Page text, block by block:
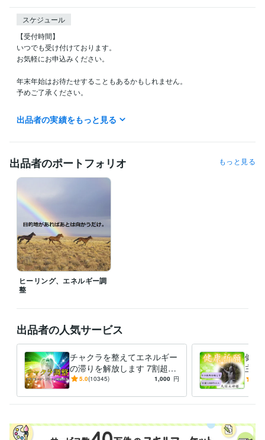
スケジュール
【受付時間】
いつでも受け付けております。
お気軽にお申込みください。
年末年始はお待たせすることもあるかもしれません。
予めご了承ください。
【電話相談について】
何時〜可能ですか？とお気軽にメッセージください。
経験職種
ライフスタイル・その他 / 占い師
Prema of House
受賞歴
引き寄せの法則を生活に活用する簡単な方法
資格・検定
上級心理カウンセラー 取得年 : 2011年
メンタル心理カウンセラー
得意分野
ップご祈願
スピリチュアル 占い ヒーリング ご祈祷 チャクラ
運気アップ
天使
神様 波動整体 除霊
占い 波動整体でエネルギーの歪みを修正します
波動 波動整体 言霊 ヒーリング 歪み 病気
エネルギー
身体
体
出品者の実績をもっと見る
出品者のポートフォリオ もっと見る
ヒーリング、エネルギー調
整
出品者の人気サービス
チャクラを整えてエネルギー
の滞りを解放します 7割超リ
ピート！人生を変えたい人の
5.0(10345) 1,000 円
健康
主神
長寿
族に